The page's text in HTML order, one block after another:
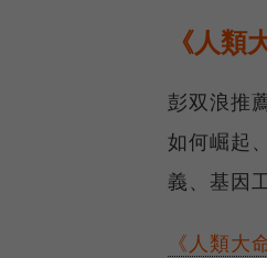
《人
彭双浪推
如何崛起
義、基因
《人類大